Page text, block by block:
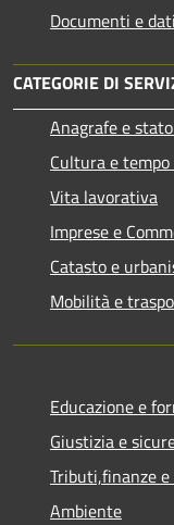
Documenti e dati
CATEGORIE DI
Anagrafe e
Cultura e
Vita lavorativa
Imprese e
Catasto e
Mobilità e
Educazione e
Giustizia e
Tributi,finanze
Ambiente